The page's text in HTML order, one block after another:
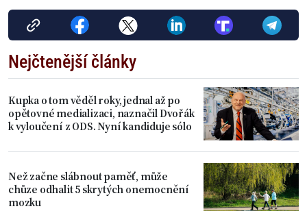
Nejčtenější články
Kupka o tom věděl roky, jednal až po
opětovné medializaci, naznačil Dvořák
k vyloučení z ODS. Nyní kandiduje sólo
Než začne slábnout paměť, může
chůze odhalit 5 skrytých onemocnění
mozku